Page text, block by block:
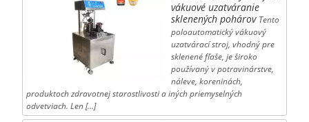
vákuové uzatváranie
sklenených pohárov Tento
poloautomatický vákuový
uzatvárací stroj, vhodný pre
sklenené fľaše, je široko
používaný v potravinárstve,
náleve, koreninách,
produktoch zdravotnej starostlivosti a iných priemyselných
odvetviach. Len […]